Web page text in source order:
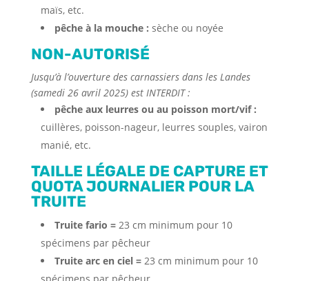
maïs, etc.
pêche à la mouche : sèche ou noyée
NON-AUTORISÉ
Jusqu’à l’ouverture des carnassiers dans les Landes
(samedi 26 avril 2025) est INTERDIT :
pêche aux leurres ou au poisson mort/vif :
cuillères, poisson-nageur, leurres souples, vairon
manié, etc.
TAILLE LÉGALE DE CAPTURE ET
QUOTA JOURNALIER POUR LA
TRUITE
Truite fario =23 cm minimum pour 10
spécimens par pêcheur
Truite arc en ciel =23 cm minimum pour 10